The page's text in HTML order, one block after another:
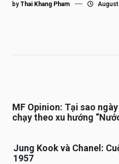
by Thai Khang Pham August
MF Opinion: Tại sao
chạy theo xu hướng
Jung Kook và Chanel:
1957